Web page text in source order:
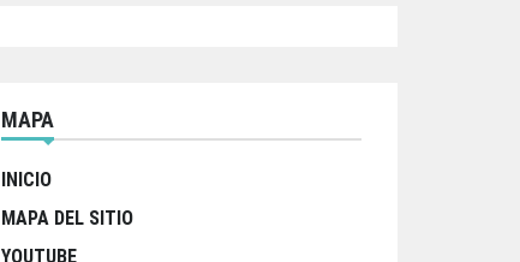
MAPA
INICIO
MAPA DEL SITIO
YOUTUBE